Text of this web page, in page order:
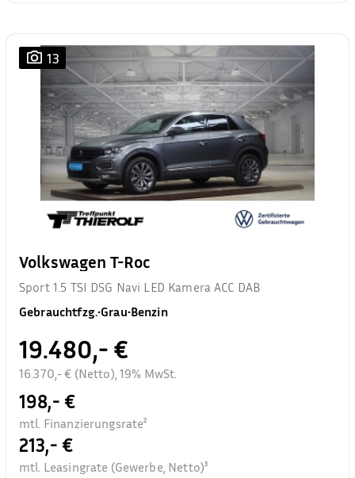
13
Volkswagen T-Roc
Sport 1.5 TSI DSG Navi LED Kamera ACC DAB
Gebrauchtfzg.•Grau•Benzin
19.480,- €
16.370,- € (Netto), 19% MwSt.
198,- €
mtl. Finanzierungsrate²
213,- €
mtl. Leasingrate (Gewerbe, Netto)³